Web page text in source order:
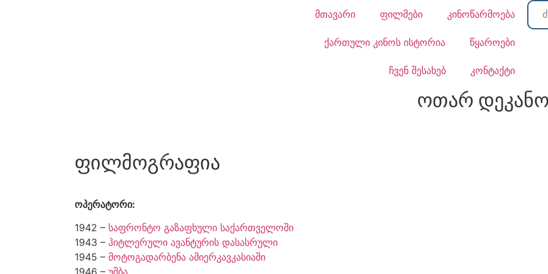
მთავარი ფილმები კინოწარმოება
ქართული კინოს ისტორია წყაროები
ჩვენ შესახებ კონტაქტი
ოთარ
ფილმოგრაფია
ოპერატორი:
1942 – საფრონტო გაზაფხული საქართველოში
1943 – ჰიტლერული ავანტურის დასასრული
1945 – მოტოგადარბენა ამიერკავკასიაში